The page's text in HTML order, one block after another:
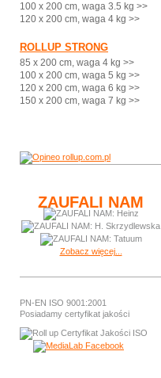
100 x 200 cm, waga 3.5 kg >>
120 x 200 cm, waga 4 kg >>
ROLLUP STRONG
85 x 200 cm, waga 4 kg >>
100 x 200 cm, waga 5 kg >>
120 x 200 cm, waga 6 kg >>
150 x 200 cm, waga 7 kg >>
ZAUFALI NAM
Zobacz więcej...
PN-EN ISO 9001:2001
Posiadamy certyfikat jakości